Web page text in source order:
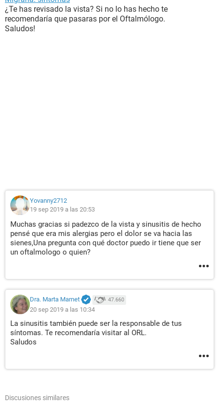
¿Te has revisado la vista? Si no lo has hecho te
recomendaría que pasaras por el Oftalmólogo.
Saludos!
Yovanny2712
19 sep 2019 a las 20:53
Muchas gracias si padezco de la vista y sinusitis de hecho
pensé que era mis alergias pero el dolor se va hacia las
sienes,Una pregunta con qué doctor puedo ir tiene que ser
un oftalmologo o quien?
Dra. Marta Marnet 47.660
20 sep 2019 a las 10:34
La sinusitis también puede ser la responsable de tus
síntomas. Te recomendaría visitar al ORL.
Saludos
Discusiones similares